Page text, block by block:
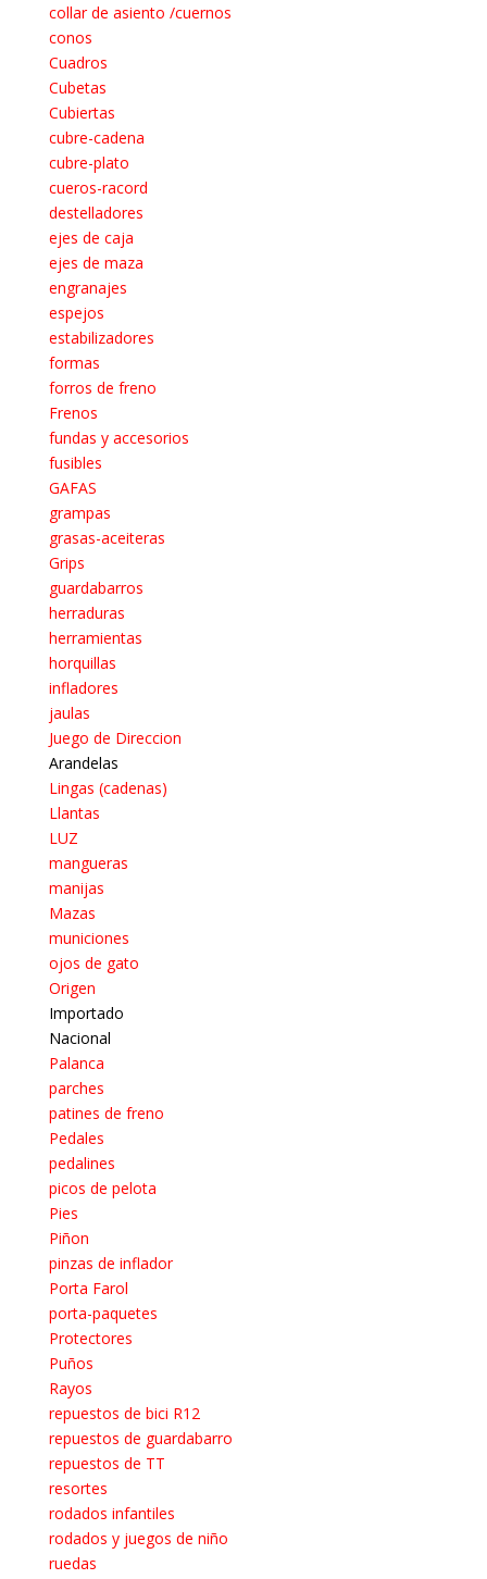
collar de asiento /cuernos
conos
Cuadros
Cubetas
Cubiertas
cubre-cadena
cubre-plato
cueros-racord
destelladores
ejes de caja
ejes de maza
engranajes
espejos
estabilizadores
formas
forros de freno
Frenos
fundas y accesorios
fusibles
GAFAS
grampas
grasas-aceiteras
Grips
guardabarros
herraduras
herramientas
horquillas
infladores
jaulas
Juego de Direccion
Arandelas
Lingas (cadenas)
Llantas
LUZ
mangueras
manijas
Mazas
municiones
ojos de gato
Origen
Importado
Nacional
Palanca
parches
patines de freno
Pedales
pedalines
picos de pelota
Pies
Piñon
pinzas de inflador
Porta Farol
porta-paquetes
Protectores
Puños
Rayos
repuestos de bici R12
repuestos de guardabarro
repuestos de TT
resortes
rodados infantiles
rodados y juegos de niño
ruedas